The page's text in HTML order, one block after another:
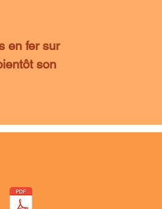
en fer sur
son